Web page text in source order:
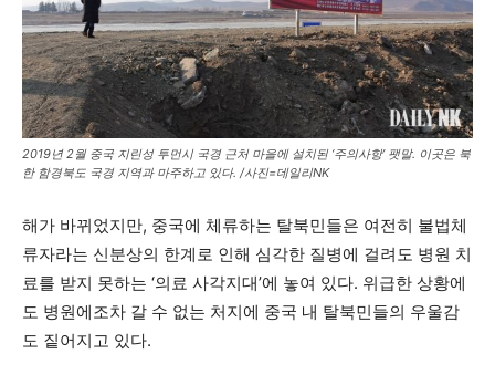
2019년 2월 중국 지린성 투먼시 국경 근처 마을에 설치된 ‘주의사항’ 팻말. 이곳은 북
한 함경북도 국경 지역과 마주하고 있다. /사진=데일리NK
해가 바뀌었지만, 중국에 체류하는 탈북민들은 여전히 불법체
류자라는 신분상의 한계로 인해 심각한 질병에 걸려도 병원 치
료를 받지 못하는 ‘의료 사각지대’에 놓여 있다. 위급한 상황에
도 병원에조차 갈 수 없는 처지에 중국 내 탈북민들의 우울감
도 짙어지고 있다.